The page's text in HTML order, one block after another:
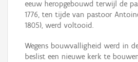
eeuw heropgebouwd terwijl de
1776, ten tijde van pastoor
1805), werd voltooid.
Wegens bouwvalligheid werd in
beslist een nieuwe kerk te